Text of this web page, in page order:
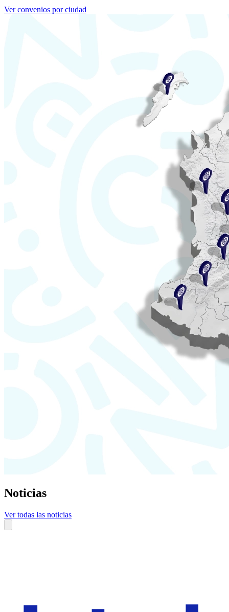
Ver convenios por ciudad
Noticias
Ver todas las noticias